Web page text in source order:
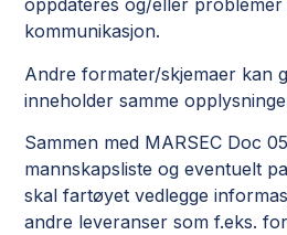
oppdateres og/eller
kommunikasjon.
Andre formater/skjemaer kan
inneholder samme
Sammen med MARSEC Doc
mannskapsliste og eventuelt
skal fartøyet vedlegge
andre leveranser som f.eks.